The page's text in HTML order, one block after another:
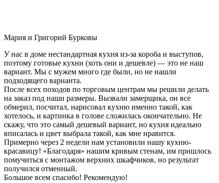
Мария и Григорий Бурковы
У нас в доме нестандартная кухня из-за короба и выступов,
поэтому готовые кухни (хоть они и дешевле) — это не наш
вариант. Мы с мужем много где были, но не нашли
подходящего варианта.
После всех походов по торговым центрам мы решили делать
на заказ под наши размеры. Вызвали замерщика, он все
обмерил, посчитал, нарисовал кухню именно такой, как
хотелось, и картинка в голове сложилась окончательно. Не
скажу, что это самый дешевый вариант, но кухня идеально
вписалась и цвет выбрала такой, как мне нравится.
Примерно через 2 недели нам установили нашу кухню-
красавицу! «Благодаря» нашим кривым стенам, им пришлось
помучиться с монтажом верхних шкафчиков, но результат
получился отменный.
Большое всем спасибо! Рекомендую!